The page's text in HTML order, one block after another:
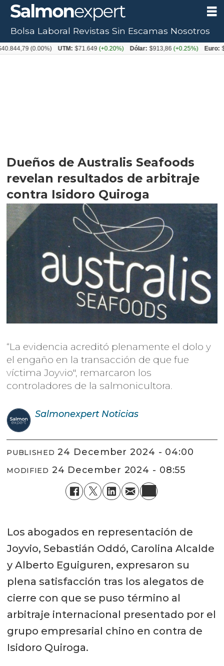
Dueños de Australis Seafoods
revelan resultados de arbitraje
contra Isidoro Quiroga
“La evidencia acreditó plenamente el dolo y
el engaño en la transacción de que fue
víctima Joyvio", remarcaron los
controladores de la salmonicultora.
Salmonexpert Noticias
PUBLISHED 24 December 2024 - 04:00
MODIFIED 24 December 2024 - 08:55
Los abogados en representación de
Joyvio, Sebastián Oddó, Carolina Alcalde
y Alberto Eguiguren, expresaron su
plena satisfacción tras los alegatos de
cierre con que se puso término al
arbitraje internacional presentado por el
grupo empresarial chino en contra de
Isidoro Quiroga.
Bolsa Laboral Revistas Sin Escamas Nosotros
(0.00%) UTM: $71.649 (+0.20%) Dólar: $913,86 (+0.25%) Euro: